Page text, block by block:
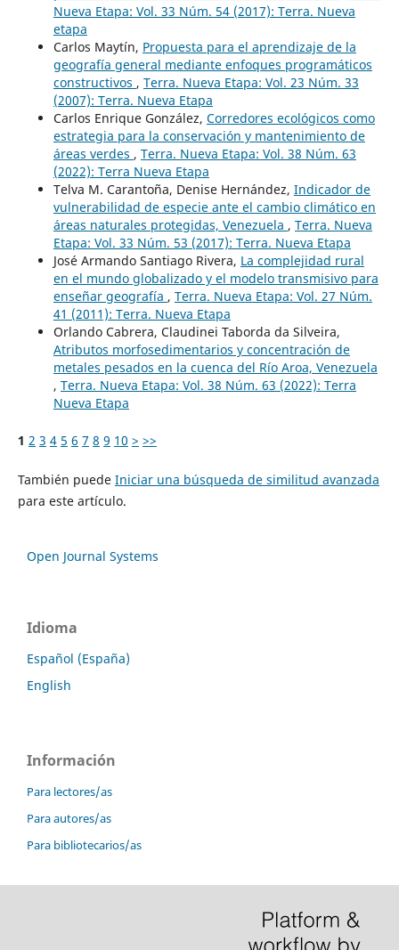
Nueva Etapa: Vol. 33 Núm. 54 (2017): Terra. Nueva
etapa
Carlos Maytín, Propuesta para el aprendizaje de la
geografía general mediante enfoques programáticos
constructivos , Terra. Nueva Etapa: Vol. 23 Núm. 33
(2007): Terra. Nueva Etapa
Carlos Enrique González, Corredores ecológicos como
estrategia para la conservación y mantenimiento de
áreas verdes , Terra. Nueva Etapa: Vol. 38 Núm. 63
(2022): Terra Nueva Etapa
Telva M. Carantoña, Denise Hernández, Indicador de
vulnerabilidad de especie ante el cambio climático en
áreas naturales protegidas, Venezuela , Terra. Nueva
Etapa: Vol. 33 Núm. 53 (2017): Terra. Nueva Etapa
José Armando Santiago Rivera, La complejidad rural
en el mundo globalizado y el modelo transmisivo para
enseñar geografía , Terra. Nueva Etapa: Vol. 27 Núm.
41 (2011): Terra. Nueva Etapa
Orlando Cabrera, Claudinei Taborda da Silveira,
Atributos morfosedimentarios y concentración de
metales pesados en la cuenca del Río Aroa, Venezuela
, Terra. Nueva Etapa: Vol. 38 Núm. 63 (2022): Terra
Nueva Etapa
1 2 3 4 5 6 7 8 9 10 > >>
También puede Iniciar una búsqueda de similitud avanzada
para este artículo.
Open Journal Systems
Idioma
Español (España)
English
Información
Para lectores/as
Para autores/as
Para bibliotecarios/as